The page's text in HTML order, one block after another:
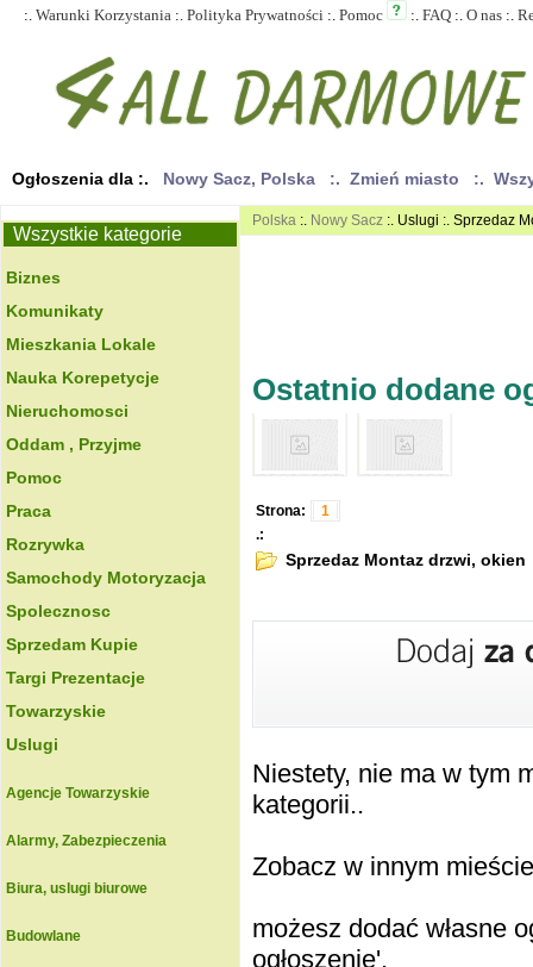
:. Warunki Korzystania :. Polityka Prywatności :. Pomoc :. FAQ :. O nas :.
Ogłoszenia dla :. Nowy Sacz, Polska :. Zmień miasto :.
Wszystkie kategorie
Biznes
Komunikaty
Mieszkania Lokale
Nauka Korepetycje
Nieruchomosci
Oddam , Przyjme
Pomoc
Praca
Rozrywka
Samochody Motoryzacja
Spolecznosc
Sprzedam Kupie
Targi Prezentacje
Towarzyskie
Uslugi
Agencje Towarzyskie
Alarmy, Zabezpieczenia
Biura, uslugi biurowe
Budowlane
Polska :. Nowy Sacz :. Uslugi :. Sprzedaz
Ostatnio dodane
Strona:
1
.:
Sprzedaz Montaz drzwi, okien
Niestety, nie ma w tym
kategorii..
Zobacz w innym
możesz dodać własne
ogłoszenie'.